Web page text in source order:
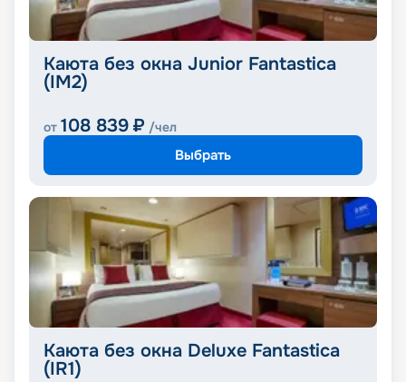
Каюта без окна Junior Fantastica
(IM2)
от 108 839 ₽ /чел
Выбрать
Каюта без окна Deluxe Fantastica
(IR1)